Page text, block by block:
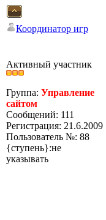
Координатор игр
Активный участник
Группа: Управление
сайтом
Сообщений: 111
Регистрация: 21.6.2009
Пользователь №: 88
{ступень}:не
указывать